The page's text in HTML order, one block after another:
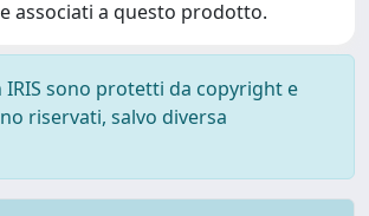
associati a questo prodotto.
sono protetti da copyright e
riservati, salvo diversa